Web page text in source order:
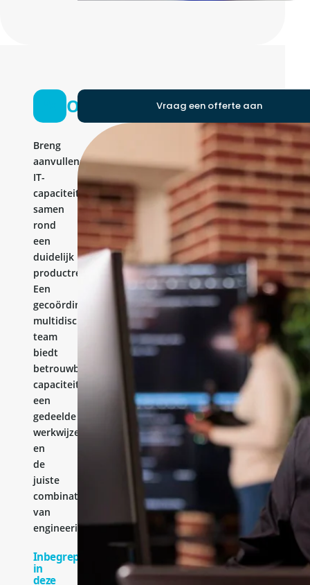
Ontwikkelteam
Breng
aanvullende
IT-
capaciteit
samen
rond
een
duidelijk
productresultaat.
Een
gecoördineerd
multidisciplinair
team
biedt
betrouwbare
capaciteit,
een
gedeelde
werkwijze
en
de
juiste
combinatie
van
engineeringervaring.
Inbegrepen
in
deze
Vraag een offerte aan